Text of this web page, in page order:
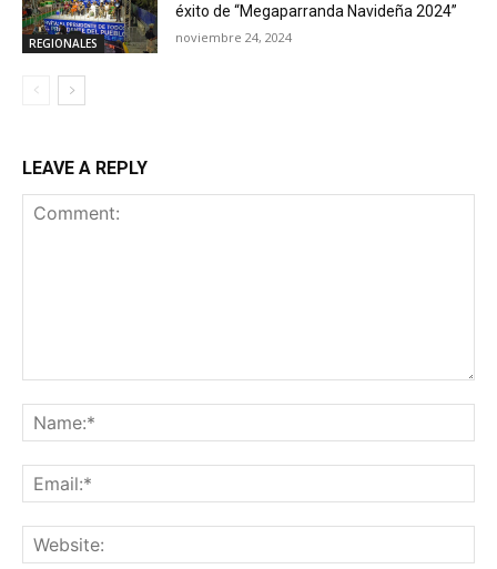
REGIONALES
éxito de “Megaparranda Navideña 2024”
noviembre 24, 2024
LEAVE A REPLY